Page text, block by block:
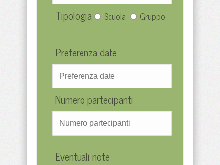
Tipologia Scuola Gruppo
Preferenza date
Numero partecipanti
Eventuali note